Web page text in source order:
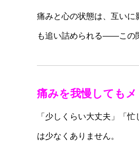
痛みと心の状態は、互い
も追い詰められる——この
痛みを我慢しても
「少しくらい大丈夫」「
は少なくありません。